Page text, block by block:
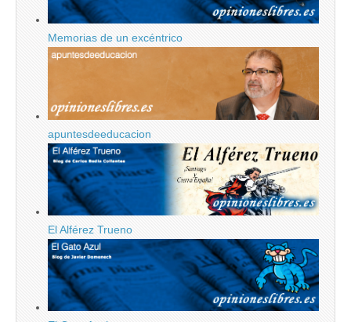
Memorias de un excéntrico
apuntesdeeducacion
El Alférez Trueno